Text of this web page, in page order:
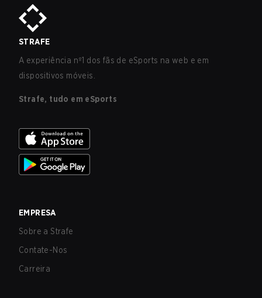
de todos os níveis.’
STRAFE
A experiência nº1 dos fãs de eSports na web e em
dispositivos móveis.
Strafe, tudo em eSports
EMPRESA
Sobre a Strafe
Contate-Nos
Carreira